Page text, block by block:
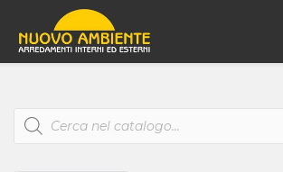
Products
search